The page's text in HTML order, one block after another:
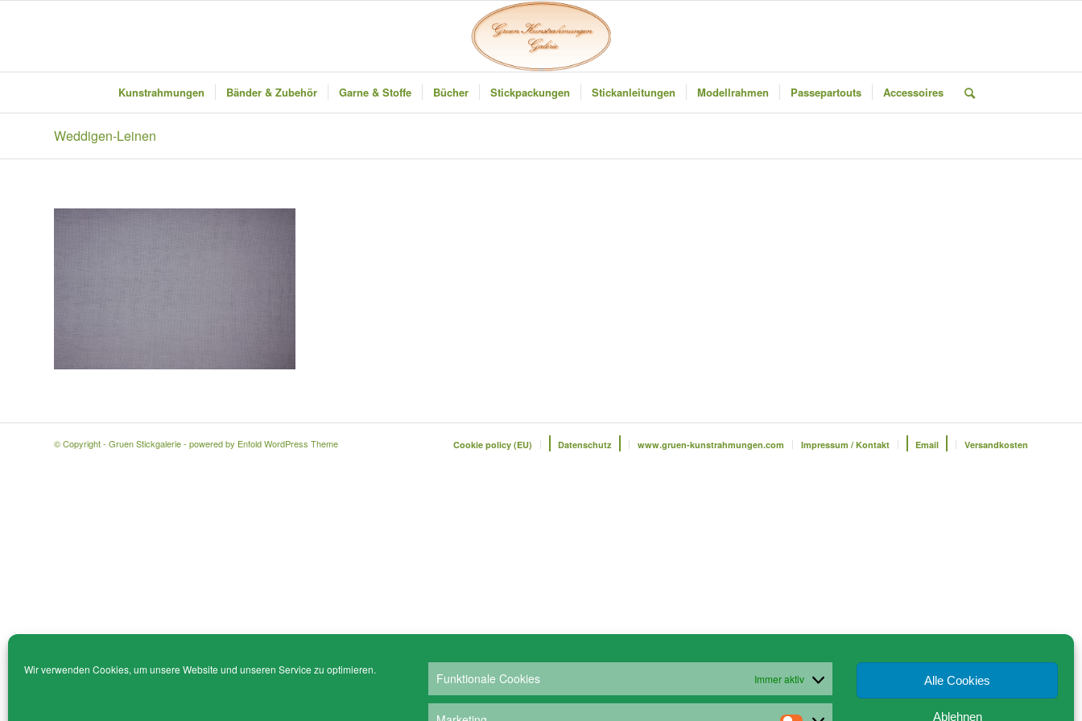
Wir verwenden Cookies, um unsere Website und unseren Service zu optimieren.
Funktionale Cookies Immer aktiv Alle Cookies
Ablehnen
Kunstrahmungen Bänder & Zubehör Garne & Stoffe Bücher Stickpackungen Stickanleitungen Modellrahmen Passepartouts Accessoires
Weddigen-Leinen
© Copyright - Gruen Stickgalerie - powered by Enfold WordPress Theme Cookie policy (EU) Datenschutz www.gruen-kunstrahmungen.com Impressum / Kontakt Email Versandkosten